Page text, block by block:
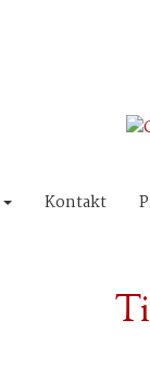
Kontakt